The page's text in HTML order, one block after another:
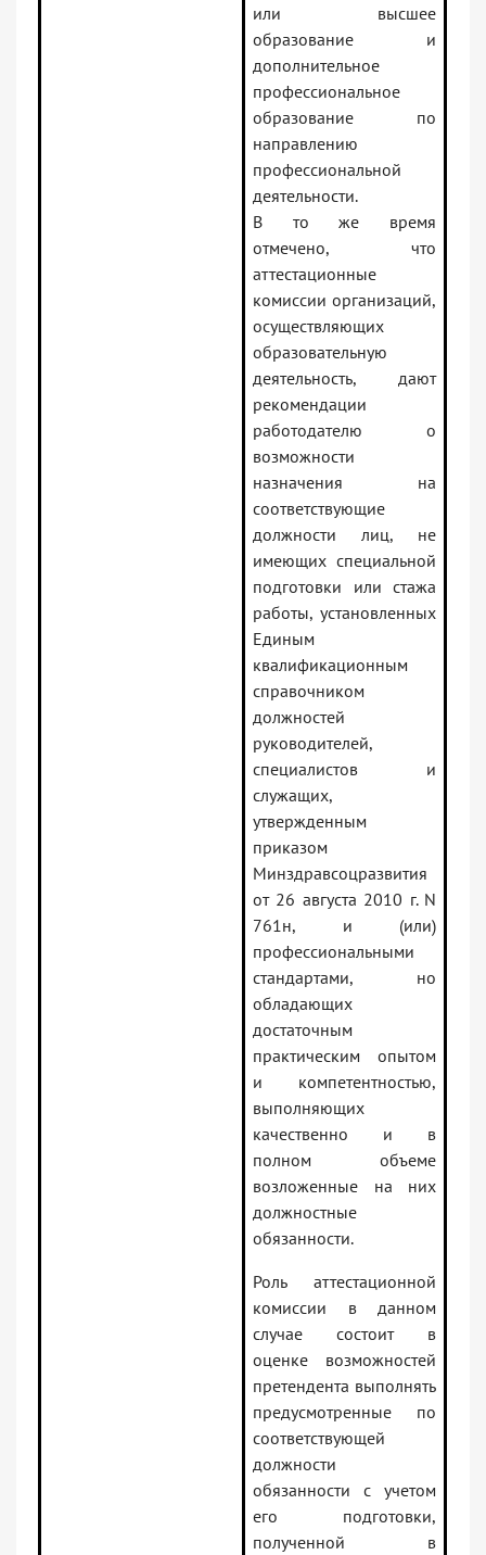
или высшее
образование и
дополнительное
профессиональное
образование по
направлению
профессиональной
деятельности.
В то же время
отмечено, что
аттестационные
комиссии организаций,
осуществляющих
образовательную
деятельность, дают
рекомендации
работодателю о
возможности
назначения на
соответствующие
должности лиц, не
имеющих специальной
подготовки или стажа
работы, установленных
Единым
квалификационным
справочником
должностей
руководителей,
специалистов и
служащих,
утвержденным
приказом
Минздравсоцразвития
от 26 августа 2010 г. N
761н, и (или)
профессиональными
стандартами, но
обладающих
достаточным
практическим опытом
и компетентностью,
выполняющих
качественно и в
полном объеме
возложенные на них
должностные
обязанности.
Роль аттестационной
комиссии в данном
случае состоит в
оценке возможностей
претендента выполнять
предусмотренные по
соответствующей
должности
обязанности с учетом
его подготовки,
полученной в